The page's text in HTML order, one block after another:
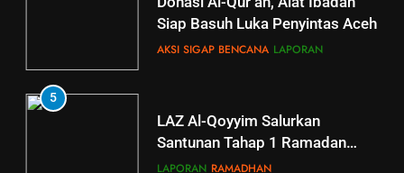
Siap Basuh Luka Penyintas Aceh
AKSI SIGAP BENCANA LAPORAN
5
LAZ Al-Qoyyim Salurkan
Santunan Tahap 1 Ramadan
Gemar Berbagi
LAPORAN RAMADHAN
5
Tahsin Griya Tahfidz Al-Qoyyim:
Semangat Bapak-Bapak
Menjaga Kalam Ilahi di Tengah